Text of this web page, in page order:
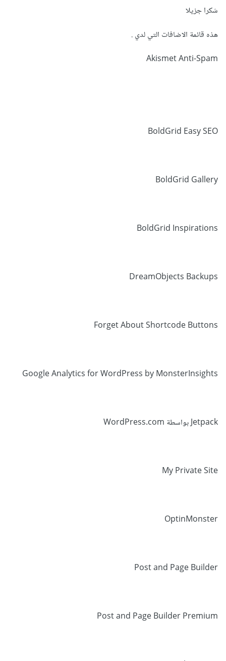
شكرا جزيلا
هذه قائمة الاضافات التي لدي .
Akismet Anti-Spam
BoldGrid Easy SEO
BoldGrid Gallery
BoldGrid Inspirations
DreamObjects Backups
Forget About Shortcode Buttons
Google Analytics for WordPress by MonsterInsights
Jetpack بواسطة WordPress.com
My Private Site
OptinMonster
Post and Page Builder
Post and Page Builder Premium